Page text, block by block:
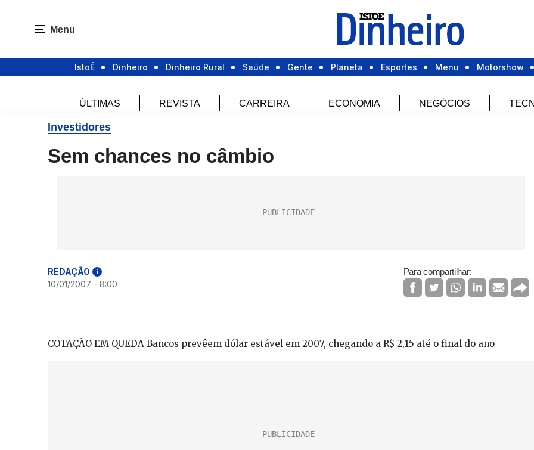
Menu
IstoÉ Dinheiro Dinheiro Rural Saúde Gente Planeta Esportes Menu Motorshow
ÚLTIMAS REVISTA CARREIRA ECONOMIA NEGÓCIOS
Investidores
Sem chances no câmbio
REDAÇÃO i
10/01/2007 - 8:00
Para compartilhar:
COTAÇÃO EM QUEDA Bancos prevêem dólar estável em 2007, chegando a R$ 2,15 até o final do ano